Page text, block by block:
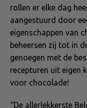
rollen er elke dag
aangestuurd door
eigenschappen van
beheersen zij tot in
genoegen met de
recepturen uit eigen
voor chocolade!
“De allerlekkerste